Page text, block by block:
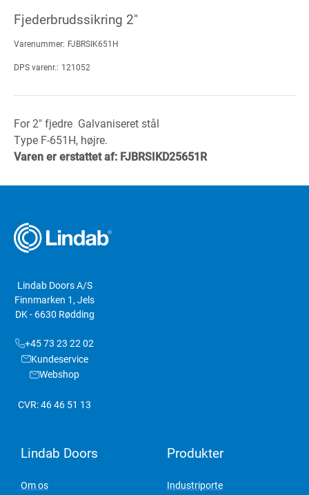
Fjederbrudssikring 2"
Varenummer: FJBRSIK651H
DPS varenr.: 121052
For 2" fjedre Galvaniseret stål
Type F-651H, højre.
Varen er erstattet af: FJBRSIKD25651R
Lindab Doors A/S
Finnmarken 1, Jels
DK - 6630 Rødding
+45 73 23 22 02
Kundeservice
Webshop
CVR: 46 46 51 13
Lindab Doors
Om os
Produkter
Industriporte